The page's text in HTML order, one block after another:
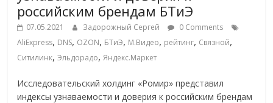
российским брендам БТиЭ
07.05.2021 Задорожный Сергей
0 Comments
AliExpress, DNS, OZON, БТиЭ, М.Видео, рейтинг, Связной,
Ситилинк,Эльдорадо,Яндекс.Маркет
Исследовательский холдинг «Ромир» представил
индексы узнаваемости и доверия к российским брендам